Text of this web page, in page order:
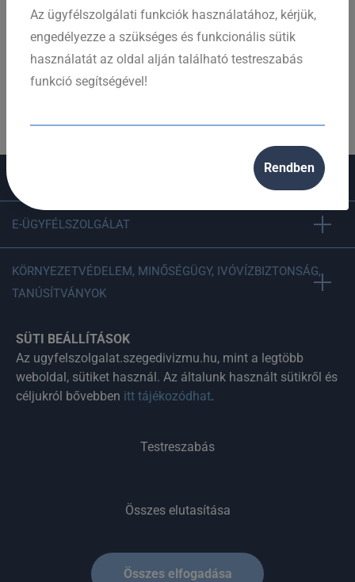
Az ügyfélszolgálati funkciók használatához, kérjük,
engedélyezze a szükséges és funkcionális sütik
használatát az oldal alján található testreszabás
funkció segítségével!
Rendben
E-ÜGYFÉLSZOLGÁLAT
KÖRNYEZETVÉDELEM, MINŐSÉGÜGY, IVÓVÍZBIZTONSÁG,
TANÚSÍTVÁNYOK
SZPONZORI TEVÉKENYSÉGEK, RENDEZVÉNYEK
SZEGEDI VÍZMŰ ZRT.
Egyéb információk
SÜTI BEÁLLÍTÁSOK
Az ugyfelszolgalat.szegedivizmu.hu, mint a legtöbb
weboldal, sütiket használ. Az általunk használt sütikről és
céljukról bővebben itt tájékozódhat.
Testreszabás
Összes elutasítása
Összes elfogadása